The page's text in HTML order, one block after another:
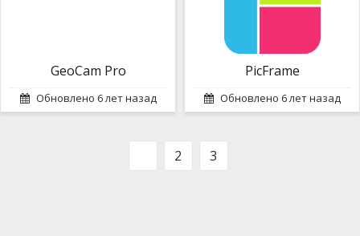
GeoCam Pro
Обновлено 6 лет назад
PicFrame
Обновлено 6 лет назад
2 3